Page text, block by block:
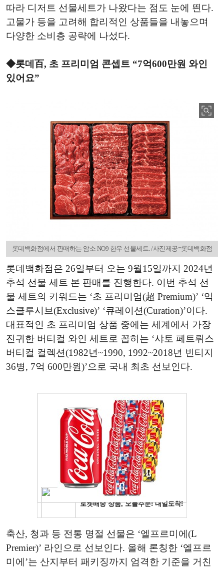
따라 디저트 선물세트가 나왔다는 점도 눈에 띈다.
고물가 등을 고려해 합리적인 상품들을 내놓으며
다양한 소비층 공략에 나섰다.
◆롯데百, 초 프리미엄 콘셉트 “7억600만원 와인
있어요”
롯데백화점에서 판매하는 암소 NO9 한우 선물세트. /사진제공=롯데백화점
롯데백화점은 26일부터 오는 9월15일까지 2024년
추석 선물 세트 본 판매를 진행한다. 이번 추석 선
물 세트의 키워드는 ‘초 프리미엄(超 Premium)’ ‘익
스클루시브(Exclusive)’ ‘큐레이션(Curation)’이다.
대표적인 초 프리미엄 상품 중에는 세계에서 가장
진귀한 버티컬 와인 세트로 꼽히는 ‘샤토 페트뤼스
버티컬 컬렉션(1982년~1990, 1992~2018년 빈티지
36병, 7억 600만원)’으로 국내 최초 선보인다.
축산, 청과 등 전통 명절 선물은 ‘엘프르미에(L
Premier)’ 라인으로 선보인다. 올해 론칭한 ‘엘프르
미에’는 산지부터 패키징까지 엄격한 기준을 거친